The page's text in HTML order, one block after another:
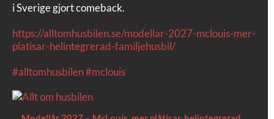
i Sverige gjort comeback.
https://alltomhusbilen.se/modellar-2027-mclouis-mer-
platisar-helintegrerad-familjehusbil/
#alltomhusbilen#mclouis